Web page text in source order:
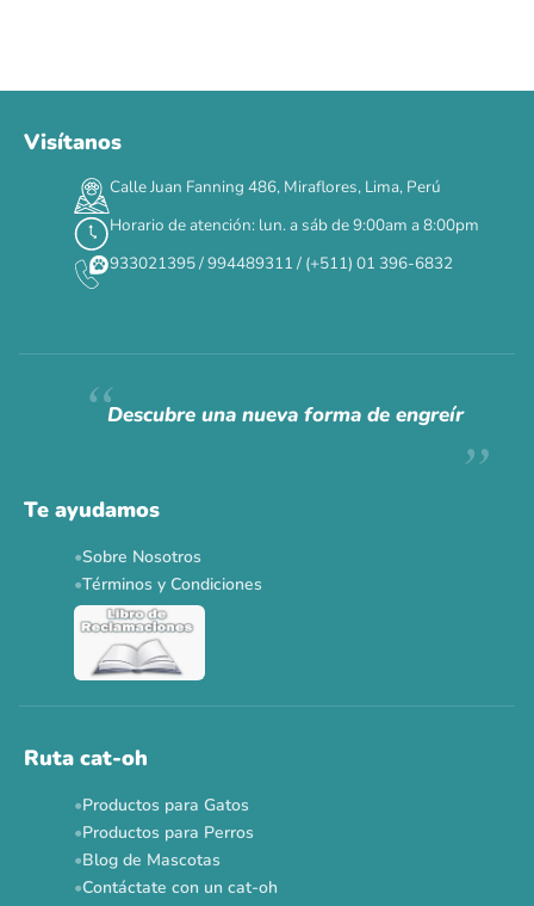
DÍAS HORAS MIN SEG
✕
Siempre fuimosraros.
Ver todas las promos 🐾
Visítanos
Calle Juan Fanning 486, Miraflores, Lima, Perú
Horario de atención: lun. a sáb de 9:00am a 8:00pm
933021395 / 994489311 / (+511) 01 396-6832
Descubre una nueva forma de engreír
Te ayudamos
Sobre Nosotros
Términos y Condiciones
Ruta cat-oh
Productos para Gatos
Productos para Perros
Blog de Mascotas
Contáctate con un cat-oh